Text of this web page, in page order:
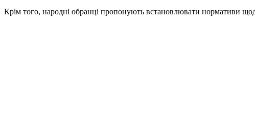
Крім того, народні обранці пропонують встановлювати нормативи